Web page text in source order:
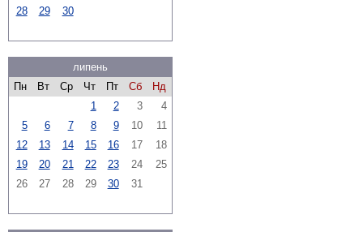
28
29 30
липень
Пн
Вт Ср Чт Пт Сб
Нд
1
2 3
4
5
6 7 8 9 10
11
12
13 14 15 16 17
18
19
20 21 22 23 24
25
26
27 28 29 30 31